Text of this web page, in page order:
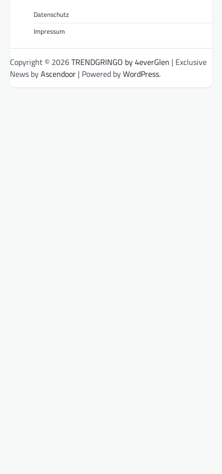
Datenschutz
Impressum
Copyright © 2026TRENDGRINGO by 4everGlen | Exclusive
News byAscendoor | Powered byWordPress.